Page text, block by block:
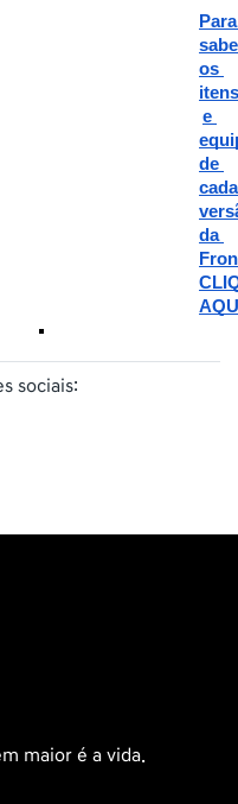
Para
os
itens
e
de
cada
da
sociais:
maior é a vida.